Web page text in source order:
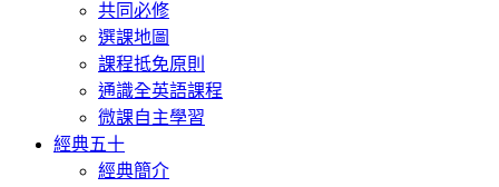
共同必修
選課地圖
課程抵免原則
通識全英語課程
微課自主學習
經典五十
經典簡介